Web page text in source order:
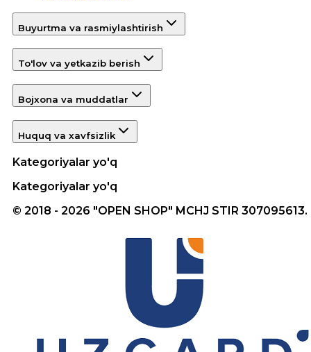
Buyurtma va rasmiylashtirish
To'lov va yetkazib berish
Bojxona va muddatlar
Huquq va xavfsizlik
Kategoriyalar yo'q
Kategoriyalar yo'q
© 2018 - 2026 "OPEN SHOP" MCHJ STIR 307095613.